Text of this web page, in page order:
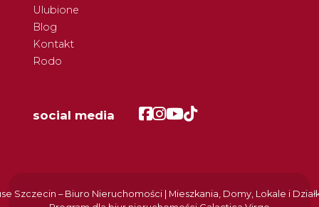
Ulubione
Blog
Kontakt
Rodo
social media Facebook
Facebook
Facebook
Facebook
Szczecin – Biuro Nieruchomości | Mieszkania, Domy, Lokale i